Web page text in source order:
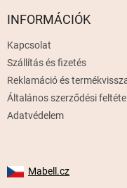
INFORMÁCIÓK
Kapcsolat
Szállítás és fizetés
Reklamáció és
Általános szerződési
Adatvédelem
Mabell.cz